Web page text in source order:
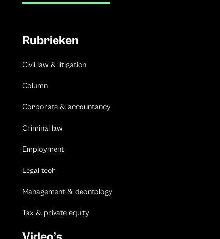
Rubrieken
Civil law & litigation
Column
Corporate & accountancy
Criminal law
Employment
Legal tech
Management & deontology
Tax & private equity